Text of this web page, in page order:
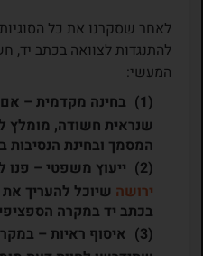
לאחר שסקרנו את כל
להתנגדות לצוואה בכתב יד,
המעשי:
בחינה מקדמית– אם
שנראית חשודה, מומלץ
המסמך ובחינת הנסיבות
ייעוץ משפטי– פנו ל
ירושהשיוכל להעריך את
בכתב יד במקרה
איסוף ראיות–